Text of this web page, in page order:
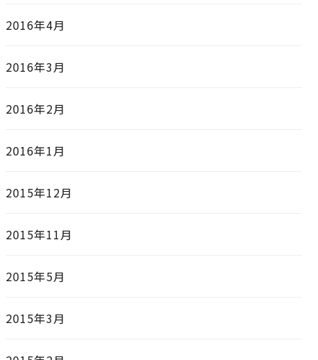
2016年4月
2016年3月
2016年2月
2016年1月
2015年12月
2015年11月
2015年5月
2015年3月